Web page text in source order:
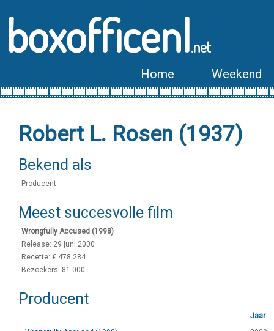
boxofficenl.net
Home Weekend
Robert L. Rosen (1937)
Bekend als
Producent
Meest succesvolle film
Wrongfully Accused (1998)
Release: 29 juni 2000
Recette: € 478.284
Bezoekers: 81.000
Producent
Jaar